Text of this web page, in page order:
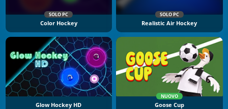
SOLO PC
Color Hockey
SOLO PC
Realistic Air Hockey
Glow Hockey HD
NUOVO
Goose Cup